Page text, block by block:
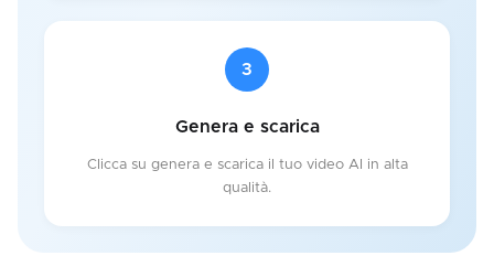
3
Genera e scarica
Clicca su genera e scarica il tuo video AI in alta
qualità.